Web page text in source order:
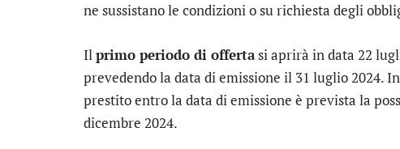
ne sussistano le condizioni o su richiesta degli
Il primo periodo di offertasi aprirà in data 22
prevedendo la data di emissione il 31 luglio 2024.
prestito entro la data di emissione è prevista la
dicembre 2024.